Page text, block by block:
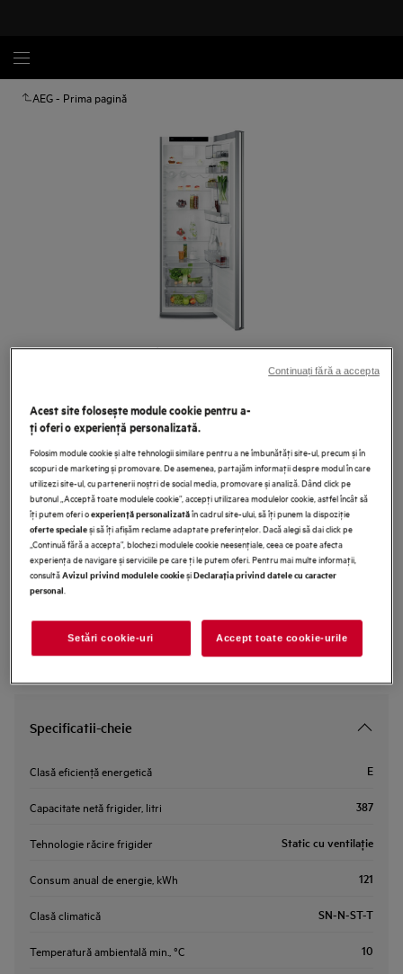
AEG - Prima pagină
Atinge pentru zoom
RKB639E4DX
Frigider independent clasă E 387
litri
Fisa produs
Instrucţiunile de siguranţă și avertismentele de siguranţă conform
regulamentului UE 2023/988 sunt enumerate în capitolele 1 și 2
produsului, citește manualul de utilizare complet.
Specificatii-cheie
Clasă eficienţă energetică E
Capacitate netă frigider, litri 387
Tehnologie răcire frigider Static cu ventilaţie
Consum anual de energie, kWh 121
Clasă climatică SN-N-ST-T
Temperatură ambientală min., °C 10
Acest site folosește module cookie pentru a-
ţi oferi o experienţă personalizată.
Folosim module cookie și alte tehnologii similare pentru a ne îmbunătăţi site-ul, precum și în
scopuri de marketing și promovare. De asemenea, partajăm informaţii despre modul în care
utilizezi site-ul, cu partenerii noștri de social media, promovare și analiză. Dând click pe
butonul „Acceptă toate modulele cookie”, accepţi utilizarea modulelor cookie, astfel încât să
îţi putem oferi oexperienţă personalizatăîn cadrul site-ului, să îţi punem la dispoziţie
oferte specialeși să îţi afișăm reclame adaptate preferinţelor. Dacă alegi să dai click pe
„Continuă fără a accepta”, blochezi modulele cookie neesenţiale, ceea ce poate afecta
experienţa de navigare și serviciile pe care ţi le putem oferi. Pentru mai multe informaţii,
consultăAvizul privind modulele cookieșiDeclaraţia privind datele cu caracter
personal.
Setări cookie-uri Accept toate cookie-urile
Continuați fără a accepta